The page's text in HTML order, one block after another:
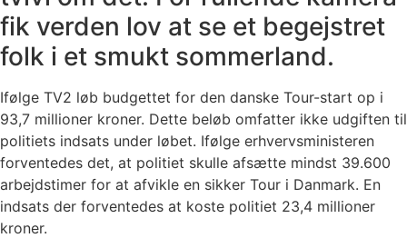
fik verden lov at se et begejstret
folk i et smukt sommerland.
Ifølge TV2 løb budgettet for den danske Tour-start op i
93,7 millioner kroner. Dette beløb omfatter ikke udgiften til
politiets indsats under løbet. Ifølge erhvervsministeren
forventedes det, at politiet skulle afsætte mindst 39.600
arbejdstimer for at afvikle en sikker Tour i Danmark. En
indsats der forventedes at koste politiet 23,4 millioner
kroner.